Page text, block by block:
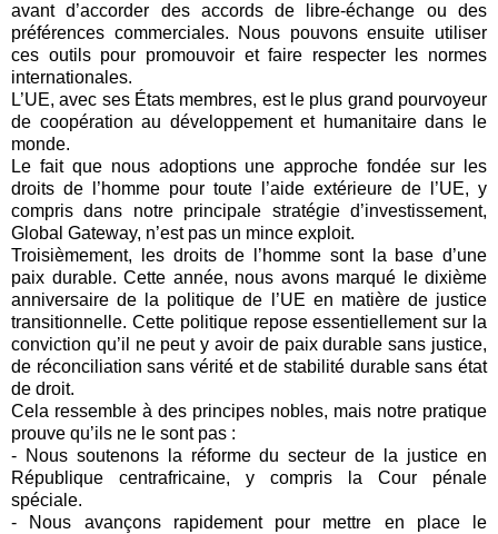
avant d’accorder des accords de libre-échange ou des
préférences commerciales. Nous pouvons ensuite utiliser
ces outils pour promouvoir et faire respecter les normes
internationales.
L’UE, avec ses États membres, est le plus grand pourvoyeur
de coopération au développement et humanitaire dans le
monde.
Le fait que nous adoptions une approche fondée sur les
droits de l’homme pour toute l’aide extérieure de l’UE, y
compris dans notre principale stratégie d’investissement,
Global Gateway, n’est pas un mince exploit.
Troisièmement, les droits de l’homme sont la base d’une
paix durable. Cette année, nous avons marqué le dixième
anniversaire de la politique de l’UE en matière de justice
transitionnelle. Cette politique repose essentiellement sur la
conviction qu’il ne peut y avoir de paix durable sans justice,
de réconciliation sans vérité et de stabilité durable sans état
de droit.
Cela ressemble à des principes nobles, mais notre pratique
prouve qu’ils ne le sont pas :
- Nous soutenons la réforme du secteur de la justice en
République centrafricaine, y compris la Cour pénale
spéciale.
- Nous avançons rapidement pour mettre en place le